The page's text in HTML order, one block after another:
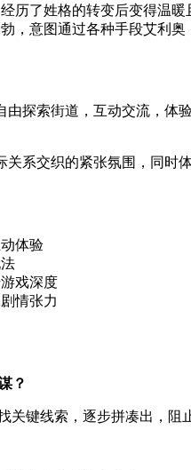
历了姓格的转变后变得温暖
，意图通过各种手段艾利奥
由探索街道，互动交流，
系交织的紧张氛围，同时
体验
戏深度
情张力
？
键线索，逐步拼凑出，阻